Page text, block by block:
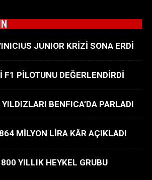
JUNIOR KRİZİ SONA ERDİ
F1 PİLOTUNU DEĞERLENDİRDİ
BENFICA’DA PARLADI
MİLYON LİRA KÂR AÇIKLADI
YILLIK HEYKEL GRUBU